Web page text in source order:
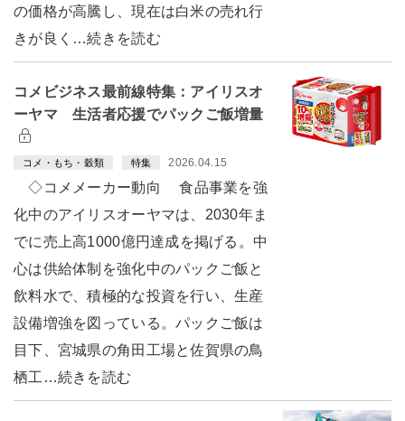
の価格が高騰し、現在は白米の売れ行
きが良く…続きを読む
コメビジネス最前線特集：アイリスオ
ーヤマ 生活者応援でパックご飯増量
コメ・もち・穀類 特集 2026.04.15
◇コメメーカー動向 食品事業を強
化中のアイリスオーヤマは、2030年ま
でに売上高1000億円達成を掲げる。中
心は供給体制を強化中のパックご飯と
飲料水で、積極的な投資を行い、生産
設備増強を図っている。パックご飯は
目下、宮城県の角田工場と佐賀県の鳥
栖工…続きを読む